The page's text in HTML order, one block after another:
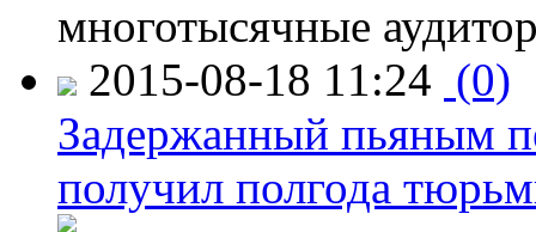
многотысячные
2015-08-18 11:24 (0)
Задержанный пьяным
получил полгода